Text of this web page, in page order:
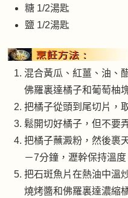
糖 1/2湯匙
鹽 1/2湯匙
混合黃瓜、紅薑、油、
佛羅裏達橘子和葡萄柚
把橘子從頭到尾切片，
鬆開切好橘子，但不要
把橘子蘸澱粉，然後裹
－7分鐘，瀝幹保持溫度
把石斑魚片在熱油中溫
燒烤醬和佛羅裏達濃縮